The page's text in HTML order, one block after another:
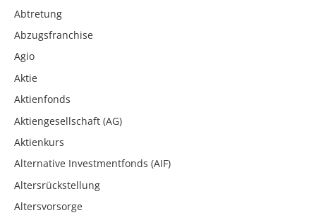
Abtretung
Abzugsfranchise
Agio
Aktie
Aktienfonds
Aktiengesellschaft (AG)
Aktienkurs
Alternative Investmentfonds (AIF)
Altersrückstellung
Altersvorsorge